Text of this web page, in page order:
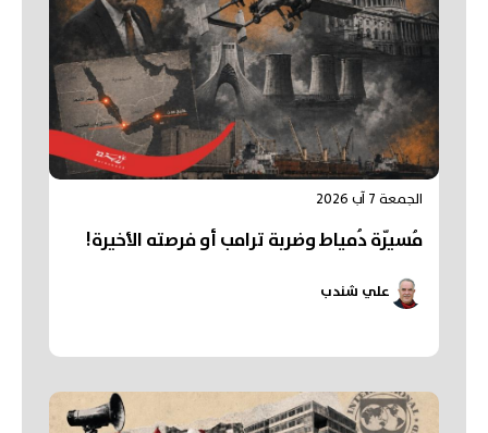
الجمعة 7 آب 2026
مُسيّرة دُمياط وضربة ترامب أو فرصته الأخيرة!
علي شندب